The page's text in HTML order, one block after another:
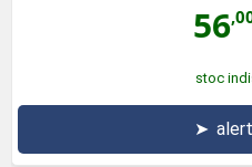
56
stoc
➤